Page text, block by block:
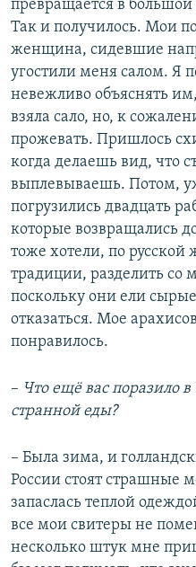
превращается в
Так и получилось. Мои
женщина, сидевшие
угостили меня салом. Я
невежливо объяснять
взяла сало, но, к
прожевать. Пришлось
когда делаешь вид, что
выплевываешь. Потом,
погрузились двадцать
которые возвращались
тоже хотели, по
традиции, разделить со
поскольку они ели
отказаться. Мое
понравилось.
– Что ещё вас поразило
странной еды?
– Была зима, и
России стоят страшные
запаслась теплой
все мои свитеры не
несколько штук мне